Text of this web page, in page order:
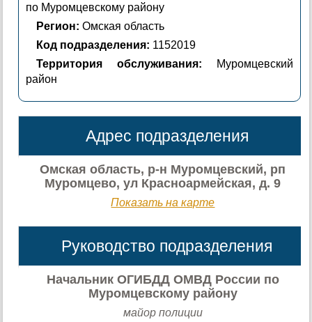
по Муромцевскому району
Регион: Омская область
Код подразделения: 1152019
Территория обслуживания: Муромцевский
район
Адрес подразделения
Омская область, р-н Муромцевский, рп
Муромцево, ул Красноармейская, д. 9
Показать на карте
Руководство подразделения
Начальник ОГИБДД ОМВД России по
Муромцевскому району
майор полиции